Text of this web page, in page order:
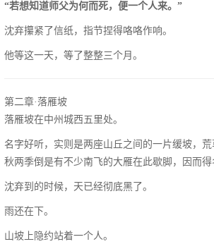
“若想知道师父为何而死，便一个人来。”
沈弃攥紧了信纸，指节捏得咯咯作响。
他等这一天，等了整整三个月。
第二章·落雁坡
落雁坡在中州城西五里处。
名字好听，实则是两座山丘之间的一片缓坡，
秋两季倒是有不少南飞的大雁在此歇脚，因而得
沈弃到的时候，天已经彻底黑了。
雨还在下。
山坡上隐约站着一个人。